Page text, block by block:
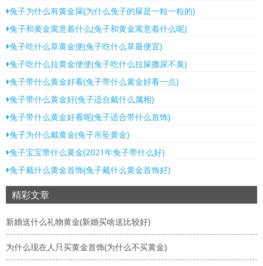
兔子为什么有黄金屎(为什么兔子的屎是一粒一粒的)
兔子和黄金寓意着什么(兔子和黄金寓意着什么呢)
兔子吃什么草黄金便(兔子吃什么草最便宜)
兔子吃什么拉黄金便便(兔子吃什么拉屎撒尿不臭)
兔子带什么黄金好看(兔子带什么黄金好看一点)
兔子带什么黄金好(兔子适合戴什么属相)
兔子带什么黄金好看呢(兔子适合带什么首饰)
兔子为什么戴黄金(兔子吊坠黄金)
兔子宝宝带什么黄金(2021年兔子带什么好)
兔子戴什么黄金首饰(兔子戴什么黄金首饰好)
精彩文章
新婚送什么礼物黄金(新婚买啥送比较好)
为什么现在人只买黄金首饰(为什么不买黄金)